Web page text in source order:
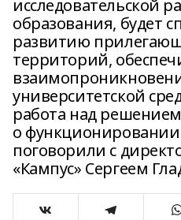
исследовательской
образования, будет
развитию
территорий,
университетской
работа над
о
поговорили с
«Кампус» Сергеем